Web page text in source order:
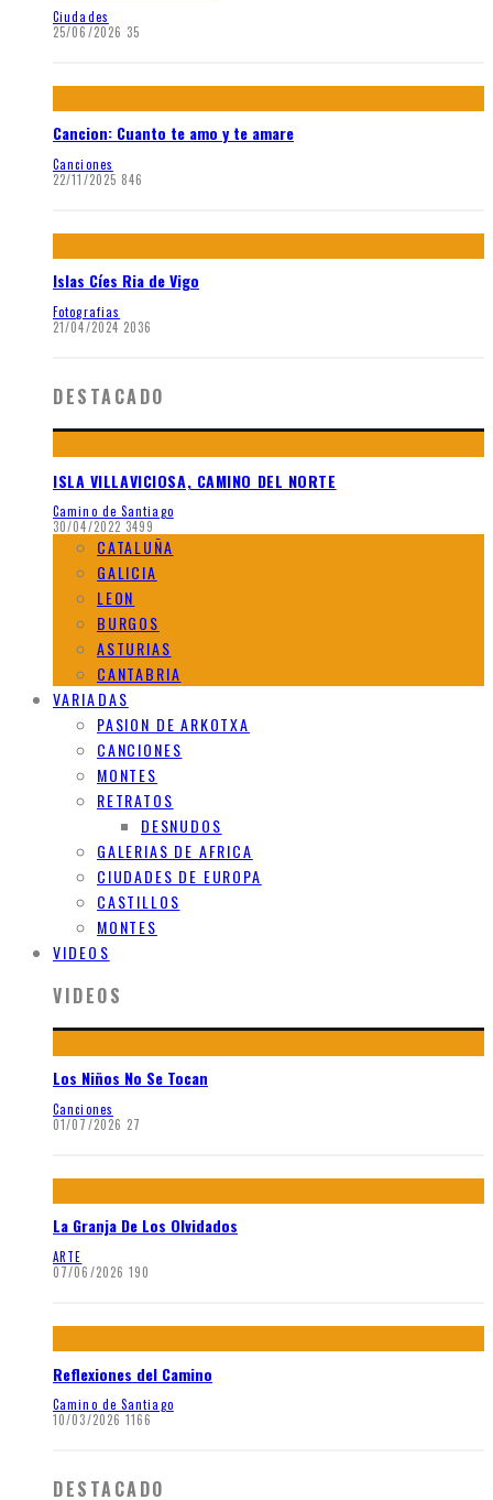
Ciudades
25/06/2026 35
Cancion: Cuanto te amo y te amare
Canciones
22/11/2025 846
Islas Cíes Ria de Vigo
Fotografias
21/04/2024 2036
DESTACADO
ISLA VILLAVICIOSA, CAMINO DEL NORTE
Camino de Santiago
30/04/2022 3499
CATALUÑA
GALICIA
LEON
BURGOS
ASTURIAS
CANTABRIA
VARIADAS
PASION DE ARKOTXA
CANCIONES
MONTES
RETRATOS
DESNUDOS
GALERIAS DE AFRICA
CIUDADES DE EUROPA
CASTILLOS
MONTES
VIDEOS
VIDEOS
Los Niños No Se Tocan
Canciones
01/07/2026 27
La Granja De Los Olvidados
ARTE
07/06/2026 190
Reflexiones del Camino
Camino de Santiago
10/03/2026 1166
DESTACADO